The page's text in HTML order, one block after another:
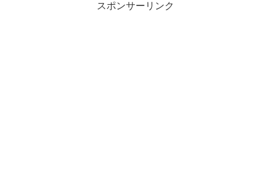
スポンサーリンク